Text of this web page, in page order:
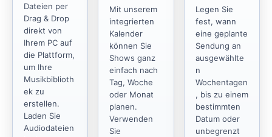
Dateien per
Drag & Drop
direkt von
Ihrem PC auf
die Plattform,
um Ihre
Musikbiblioth
ek zu
erstellen.
Laden Sie
Audiodateien
Mit unserem
integrierten
Kalender
können Sie
Shows ganz
einfach nach
Tag, Woche
oder Monat
planen.
Verwenden
Sie
Legen Sie
fest, wann
eine geplante
Sendung an
ausgewählte
n
Wochentagen
, bis zu einem
bestimmten
Datum oder
unbegrenzt